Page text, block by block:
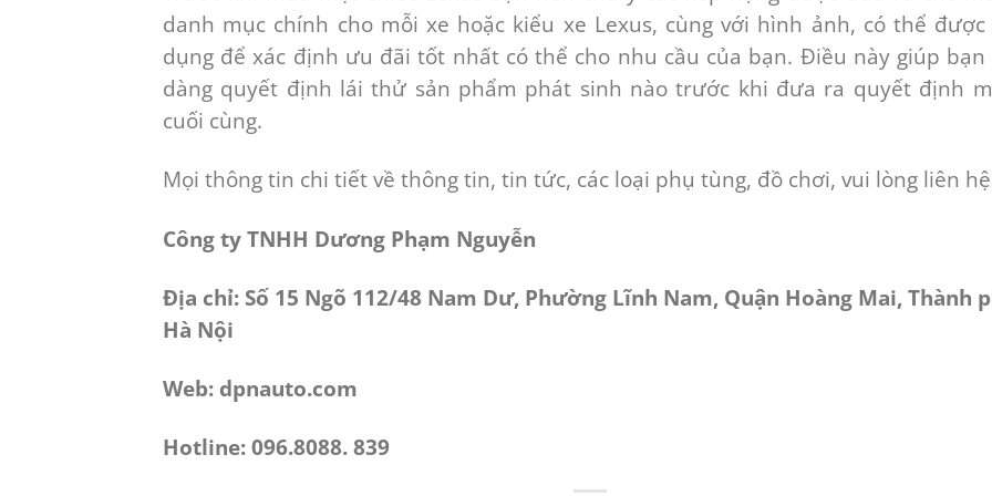
danh mục chính cho mỗi xe hoặc kiểu xe Lexus, cùng với hình ảnh, có thể được
dụng để xác định ưu đãi tốt nhất có thể cho nhu cầu của bạn. Điều này giúp bạn
dàng quyết định lái thử sản phẩm phát sinh nào trước khi đưa ra quyết định
cuối cùng.
Mọi thông tin chi tiết về thông tin, tin tức, các loại phụ tùng, đồ chơi, vui lòng liên
Công ty TNHH Dương Phạm Nguyễn
Địa chỉ: Số 15 Ngõ 112/48 Nam Dư, Phường Lĩnh Nam, Quận Hoàng Mai, Thành
Hà Nội
Web: dpnauto.com
Hotline: 096.8088. 839